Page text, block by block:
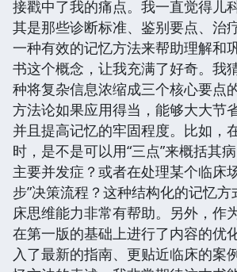
接戳中了我的痛点。我一直觉得儿
其是那些诊断标准、鉴别要点、治
一种有效的记忆方法来帮助理解和
书这个概念，让我充满了好奇。我
种将复杂信息浓缩成三个核心要点
方法论如果应用得当，能够大大节
并且提高记忆的牢固程度。比如，
时，是不是可以用“三点”来概括其
主要并发症？或者在处理某个临床
步”决策流程？这种结构化的记忆
床思维能力非常有帮助。另外，作
在第一版的基础上进行了内容的优
入了最新的指南、更贴近临床的案